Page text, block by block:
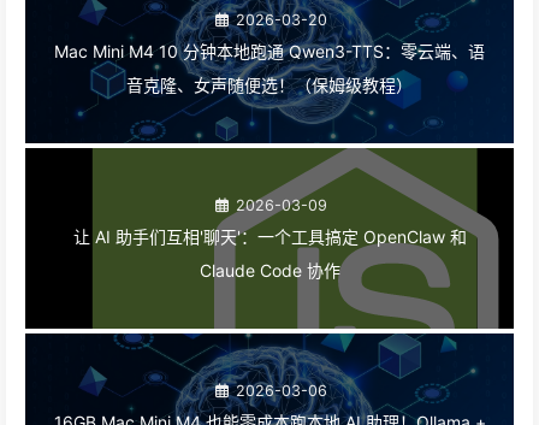
2026-03-20
Mac Mini M4 10 分钟本地跑通 Qwen3-TTS：零云端、语
音克隆、女声随便选！（保姆级教程）
2026-03-09
让 AI 助手们互相'聊天'：一个工具搞定 OpenClaw 和
Claude Code 协作
2026-03-06